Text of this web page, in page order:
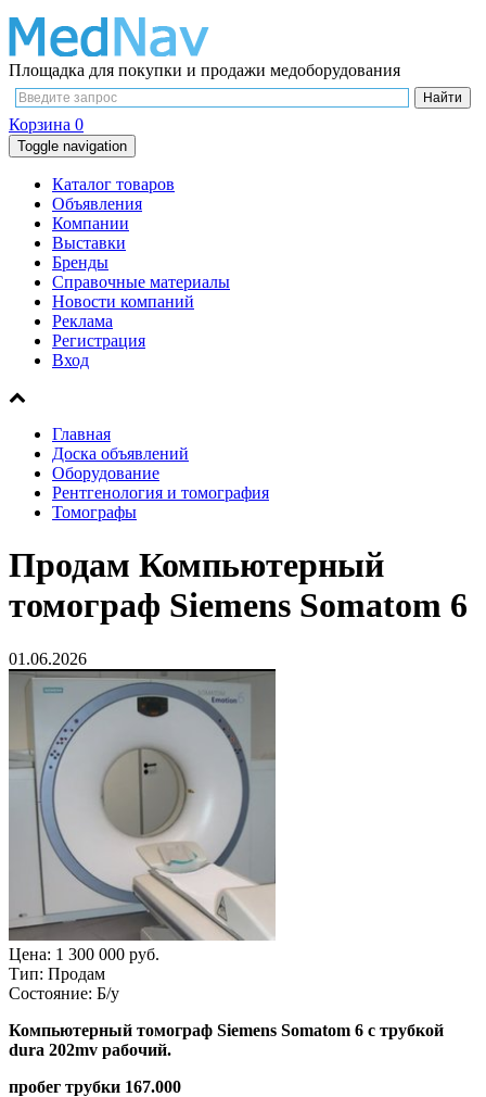
Площадка для покупки и продажи медоборудования
Корзина 0
Toggle navigation
Каталог товаров
Объявления
Компании
Выставки
Бренды
Справочные материалы
Новости компаний
Реклама
Регистрация
Вход
Главная
Доска объявлений
Оборудование
Рентгенология и томография
Томографы
Продам Компьютерный
томограф Siemens Somatom 6
01.06.2026
Цена: 1 300 000 руб.
Тип: Продам
Состояние: Б/у
Компьютерный томограф Siemens Somatom 6 с трубкой
dura 202mv рабочий.
пробег трубки 167.000